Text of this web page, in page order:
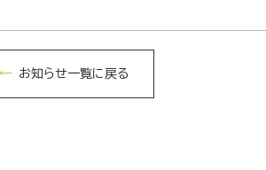
お知らせ一覧に戻る